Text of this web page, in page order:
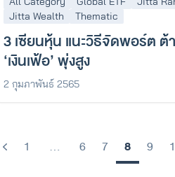
Jitta Wealth
Thematic
3 เซียนหุ้น แนะวิธีจัดพอร์ต ต้
‘เงินเฟ้อ’ พุ่งสูง
2 กุมภาพันธ์ 2565
Previous
1 … 6 7 8 9